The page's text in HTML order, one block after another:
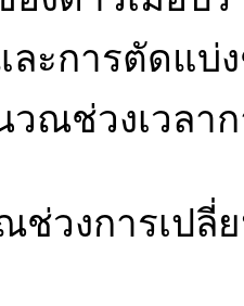
ละการตัดแบ่
วณช่วงเวลา
ช่วงการเปลี่